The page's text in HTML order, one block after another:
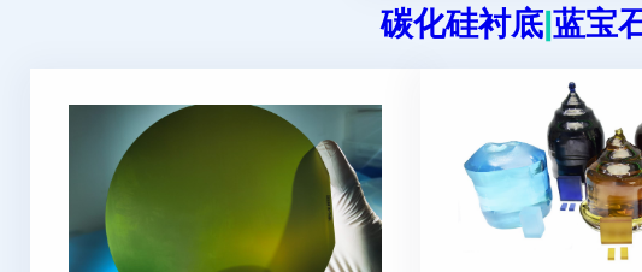
碳化硅衬底|蓝宝